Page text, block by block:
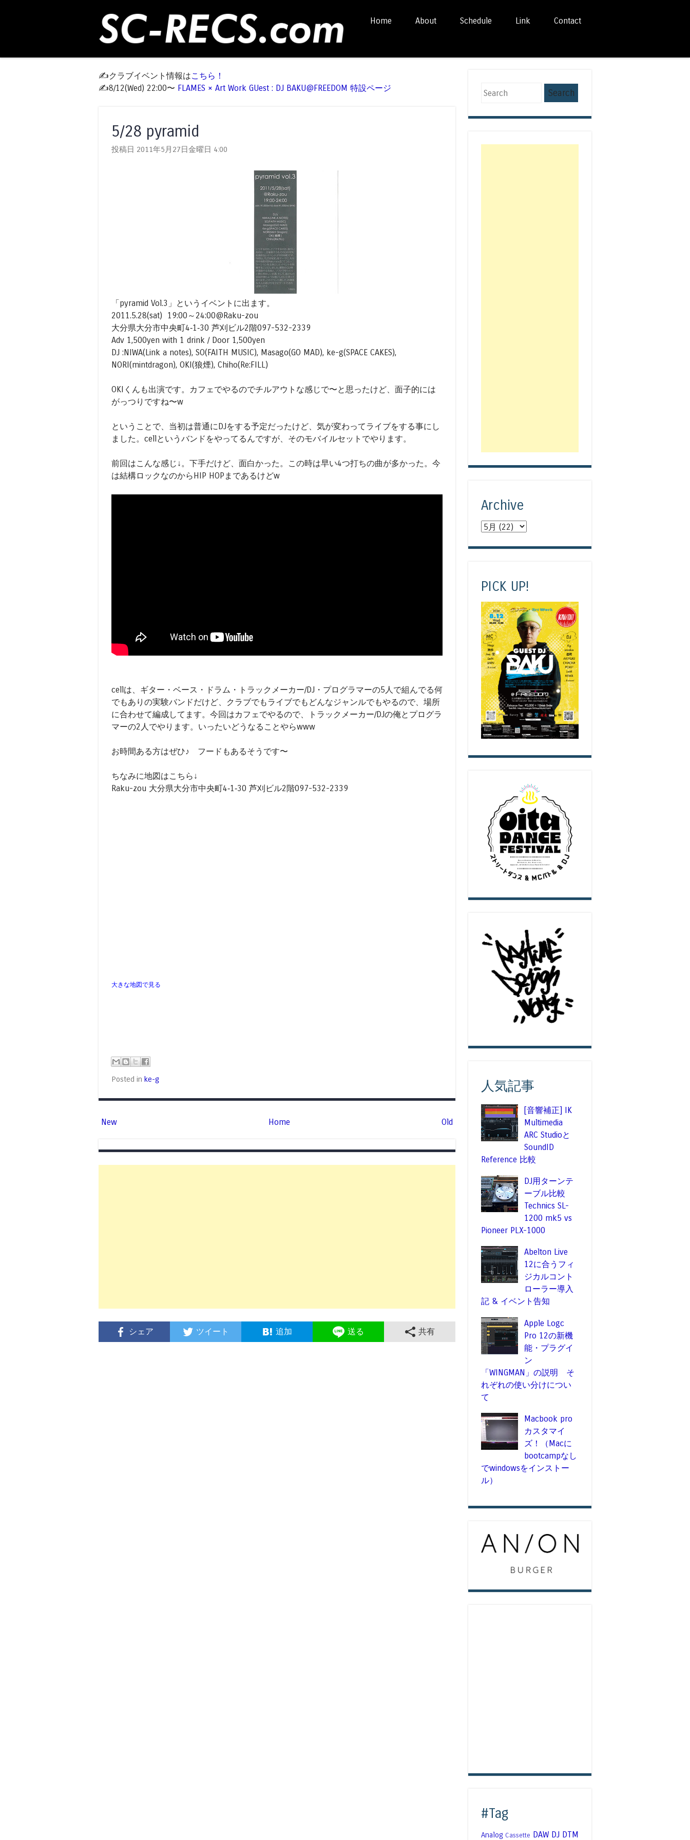
Skip to content
Home About Schedule Link Contact
✍️クラブイベント情報はこちら！
✍️8/12(Wed) 22:00〜 FLAMES × Art Work GUest : DJ BAKU@FREEDOM 特設ページ
5/28 pyramid
投稿日 2011年5月27日金曜日 4:00
「pyramid Vol.3」というイベントに出ます。
2011.5.28(sat) 19:00～24:00@Raku-zou
大分県大分市中央町4‐1‐30 芦刈ビル2階097-532-2339
Adv 1,500yen with 1 drink / Door 1,500yen
DJ :NIWA(Link a notes), SO(FAITH MUSIC), Masago(GO MAD), ke-g(SPACE CAKES),
NORI(mintdragon), OKI(狼煙), Chiho(Re:FILL)
OKIくんも出演です。カフェでやるのでチルアウトな感じで〜と思ったけど、面子的には
がっつりですね〜w
ということで、当初は普通にDJをする予定だったけど、気が変わってライブをする事にし
ました。cellというバンドをやってるんですが、そのモバイルセットでやります。
前回はこんな感じ↓。下手だけど、面白かった。この時は早い4つ打ちの曲が多かった。今
は結構ロックなのからHIP HOPまであるけどw
cellは、ギター・ベース・ドラム・トラックメーカー/DJ・プログラマーの5人で組んでる何
でもありの実験バンドだけど、クラブでもライブでもどんなジャンルでもやるので、場所
に合わせて編成してます。今回はカフェでやるので、トラックメーカー/DJの俺とプログラ
マーの2人でやります。いったいどうなることやらwww
お時間ある方はぜひ♪ フードもあるそうです〜
ちなみに地図はこちら↓
Raku-zou 大分県大分市中央町4‐1‐30 芦刈ビル2階097-532-2339
大きな地図で見る
Posted in ke-g
New Old
Home
シェア ツイート 追加 送る 共有
Search
Archive
PICK UP!
人気記事
[音響補正] IK
Multimedia
ARC Studioと
SoundID
Reference 比較
DJ用ターンテ
ーブル比較
Technics SL-
1200 mk5 vs
Pioneer PLX-1000
Abelton Live
12に合うフィ
ジカルコント
ローラー導入
記 & イベント告知
Apple Logc
Pro 12の新機
能・プラグイ
ン
「WINGMAN」の説明 そ
れぞれの使い分けについ
て
Macbook pro
カスタマイ
ズ！（Macに
bootcampなし
でwindowsをインストー
ル）
#Tag
Analog Cassette DAW DJ DTM